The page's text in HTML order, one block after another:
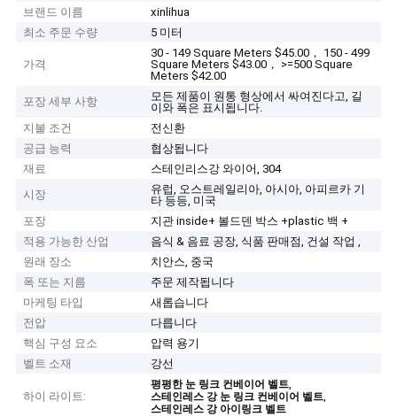
브랜드 이름
xinlihua
최소 주문 수량
5 미터
가격
30 - 149 Square Meters $45.00， 150 - 499
Square Meters $43.00， >=500 Square
Meters $42.00
포장 세부 사항
모든 제품이 원통 형상에서 싸여진다고, 길
이와 폭은 표시됩니다.
지불 조건
전신환
공급 능력
협상됩니다
재료
스테인리스강 와이어, 304
시장
유럽, 오스트레일리아, 아시아, 아피르카 기
타 등등, 미국
포장
지관 inside+ 볼드덴 박스 +plastic 백 +
적용 가능한 산업
음식 & 음료 공장, 식품 판매점, 건설 작업 ,
원래 장소
치안스, 중국
폭 또는 지름
주문 제작됩니다
마케팅 타입
새롭습니다
전압
다릅니다
핵심 구성 요소
압력 용기
벨트 소재
강선
하이 라이트:
평평한 눈 링크 컨베이어 벨트,
스테인레스 강 눈 링크 컨베이어 벨트,
스테인레스 강 아이링크 벨트